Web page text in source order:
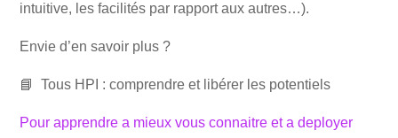
intuitive, les facilités par rapport aux autres…).
Envie d’en savoir plus ?
📘 Tous HPI : comprendre et libérer les potentiels
Pour apprendre a mieux vous connaitre et a deployer